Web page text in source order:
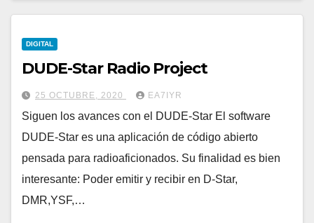
DIGITAL
DUDE-Star Radio Project
25 OCTUBRE, 2020 EA7IYR
Siguen los avances con el DUDE-Star El software
DUDE-Star es una aplicación de código abierto
pensada para radioaficionados. Su finalidad es bien
interesante: Poder emitir y recibir en D-Star,
DMR,YSF,…